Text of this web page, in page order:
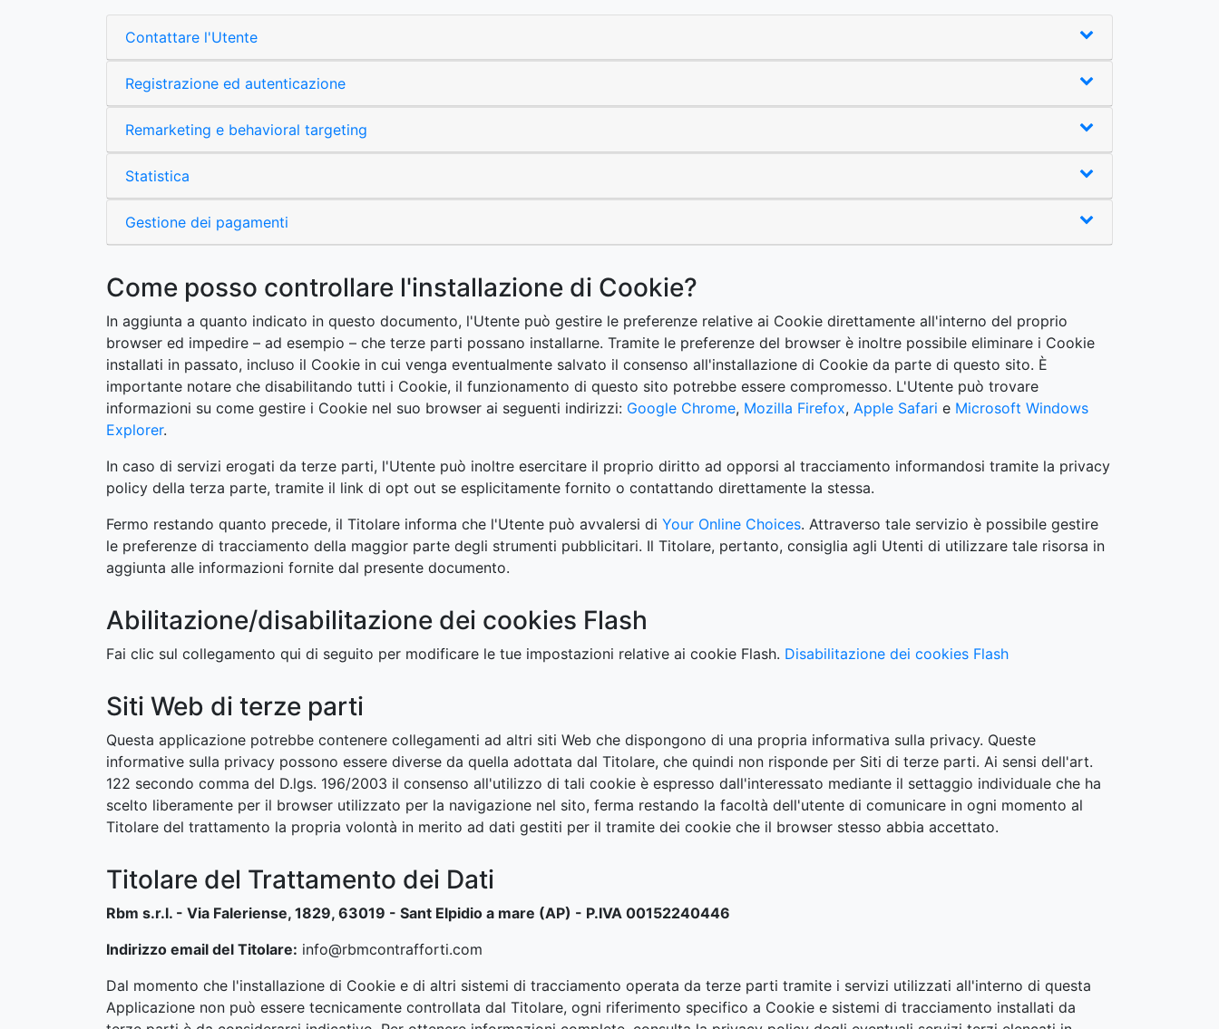
Contattare l'Utente
Registrazione ed autenticazione
Remarketing e behavioral targeting
Statistica
Gestione dei pagamenti
Come posso controllare l'installazione di Cookie?
In aggiunta a quanto indicato in questo documento, l'Utente può gestire le preferenze relative ai Cookie direttamente all'interno del proprio
browser ed impedire – ad esempio – che terze parti possano installarne. Tramite le preferenze del browser è inoltre possibile eliminare i Cookie
installati in passato, incluso il Cookie in cui venga eventualmente salvato il consenso all'installazione di Cookie da parte di questo sito. È
importante notare che disabilitando tutti i Cookie, il funzionamento di questo sito potrebbe essere compromesso. L'Utente può trovare
informazioni su come gestire i Cookie nel suo browser ai seguenti indirizzi: Google Chrome, Mozilla Firefox, Apple Safari e Microsoft Windows
Explorer.
In caso di servizi erogati da terze parti, l'Utente può inoltre esercitare il proprio diritto ad opporsi al tracciamento informandosi tramite la privacy
policy della terza parte, tramite il link di opt out se esplicitamente fornito o contattando direttamente la stessa.
Fermo restando quanto precede, il Titolare informa che l'Utente può avvalersi di Your Online Choices. Attraverso tale servizio è possibile gestire
le preferenze di tracciamento della maggior parte degli strumenti pubblicitari. Il Titolare, pertanto, consiglia agli Utenti di utilizzare tale risorsa in
aggiunta alle informazioni fornite dal presente documento.
Abilitazione/disabilitazione dei cookies Flash
Fai clic sul collegamento qui di seguito per modificare le tue impostazioni relative ai cookie Flash. Disabilitazione dei cookies Flash
Siti Web di terze parti
Questa applicazione potrebbe contenere collegamenti ad altri siti Web che dispongono di una propria informativa sulla privacy. Queste
informative sulla privacy possono essere diverse da quella adottata dal Titolare, che quindi non risponde per Siti di terze parti. Ai sensi dell'art.
122 secondo comma del D.lgs. 196/2003 il consenso all'utilizzo di tali cookie è espresso dall'interessato mediante il settaggio individuale che ha
scelto liberamente per il browser utilizzato per la navigazione nel sito, ferma restando la facoltà dell'utente di comunicare in ogni momento al
Titolare del trattamento la propria volontà in merito ad dati gestiti per il tramite dei cookie che il browser stesso abbia accettato.
Titolare del Trattamento dei Dati
Rbm s.r.l. - Via Faleriense, 1829, 63019 - Sant Elpidio a mare (AP) - P.IVA 00152240446
Indirizzo email del Titolare: info@rbmcontrafforti.com
Dal momento che l'installazione di Cookie e di altri sistemi di tracciamento operata da terze parti tramite i servizi utilizzati all'interno di questa
Applicazione non può essere tecnicamente controllata dal Titolare, ogni riferimento specifico a Cookie e sistemi di tracciamento installati da